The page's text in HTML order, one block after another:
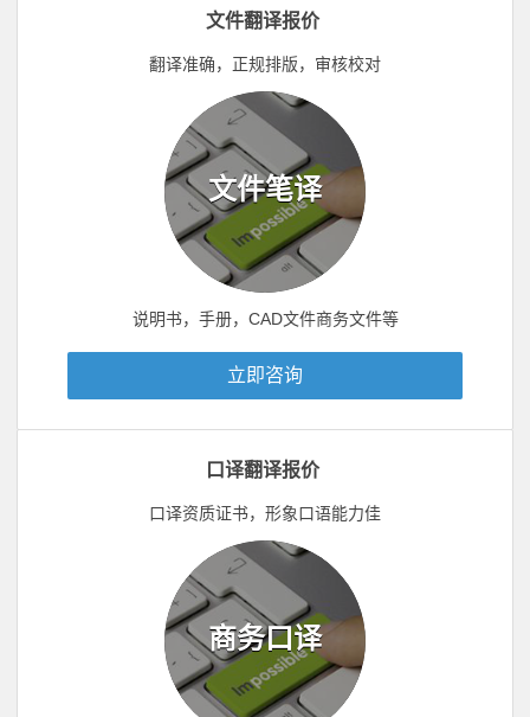
译、成绩单翻译）翻译认证盖章。鑫美译福州翻译公司
文件翻译报价
翻译准确，正规排版，审核校对
文件笔译
说明书，手册，CAD文件商务文件等
立即咨询
口译翻译报价
口译资质证书，形象口语能力佳
商务口译